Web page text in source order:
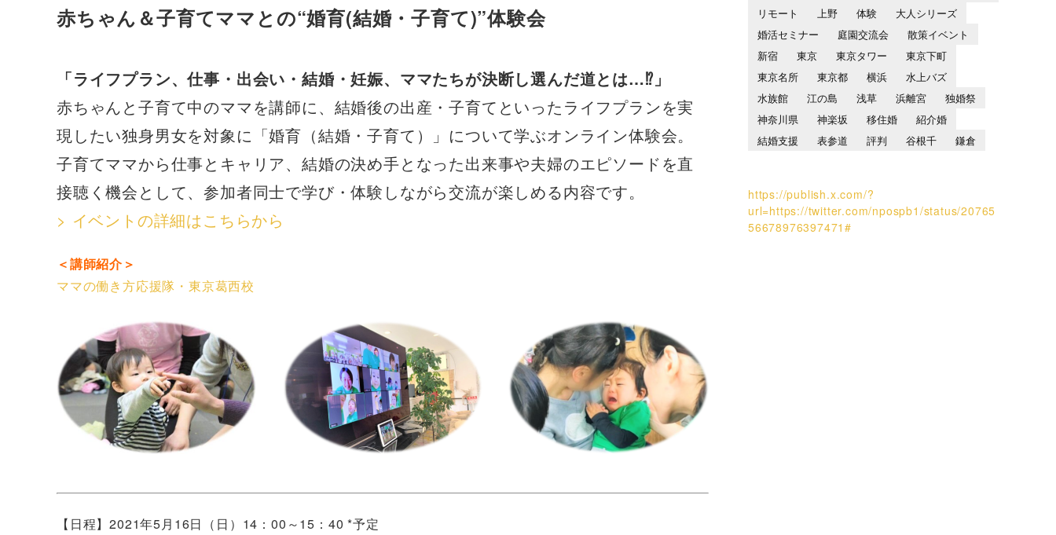
赤ちゃん＆子育てママとの“婚育(結婚・子育て)”体験会
「ライフプラン、仕事・出会い・結婚・妊娠、ママたちが決断し選んだ道とは…⁉️」
赤ちゃんと子育て中のママを講師に、結婚後の出産・子育てといったライフプランを実
現したい独身男女を対象に「婚育（結婚・子育て）」について学ぶオンライン体験会。
子育てママから仕事とキャリア、結婚の決め手となった出来事や夫婦のエピソードを直
接聴く機会として、参加者同士で学び・体験しながら交流が楽しめる内容です。
> イベントの詳細はこちらから
＜講師紹介＞
ママの働き方応援隊・東京葛西校
【日程】2021年5月16日（日）14：00～15：40 *予定
リモート
上野 体験
大人シリーズ
婚活セミナー
庭園交流会
散策イベント
新宿
東京 東京タワー
東京下町
東京名所
東京都 横浜
水上バズ
水族館
江の島 浅草 浜離宮
独婚祭
神奈川県
神楽坂 移住婚
紹介婚
結婚支援
表参道 評判 谷根千 鎌倉
https://publish.x.com/?
url=https://twitter.com/npospb1/status/20765
56678976397471#